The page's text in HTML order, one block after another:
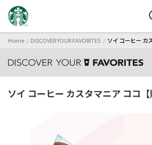
Home DISCOVER YOUR FAVORITES ソイ コーヒー カ
ソイ コーヒー カスタマニア ココ【